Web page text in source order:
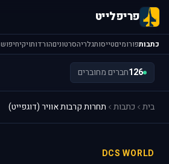
פריפלייט
כתבותפורומיםטייסותגלריהסרטוניםהורדותויקיחיפוש
126חברים מחוברים
בית כתבות תחרות קרבות אוויר (דוגפייט)
DCS WORLD